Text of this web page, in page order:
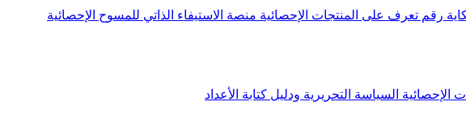
رقم تعرف على المنتجات الإحصائية منصة الاستيفاء الذاتي للمسوح الإحصائية
الإحصائية السياسة التحريرية ودليل كتابة الأعداد